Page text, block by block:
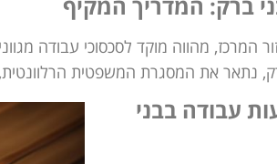
המרכז, מהווה מוקד לסכסוכי עבודה
נתאר את המסגרת המשפטית
עבודה בבני